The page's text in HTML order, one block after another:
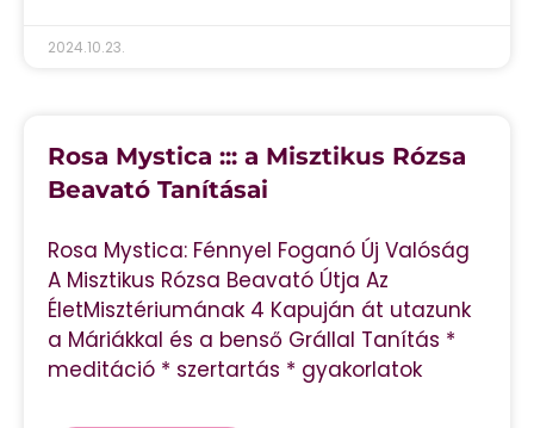
2024.10.23.
Rosa Mystica ::: a Misztikus Rózsa
Beavató Tanításai
Rosa Mystica: Fénnyel Foganó Új Valóság
A Misztikus Rózsa Beavató Útja Az
ÉletMisztériumának 4 Kapuján át utazunk
a Máriákkal és a benső Grállal Tanítás *
meditáció * szertartás * gyakorlatok